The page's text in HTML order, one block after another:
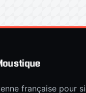
française pour